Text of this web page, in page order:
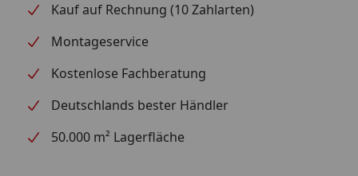
Kauf auf Rechnung (10 Zahlarten)
Montageservice
Kostenlose Fachberatung
Deutschlands bester Händler
50.000 m² Lagerfläche